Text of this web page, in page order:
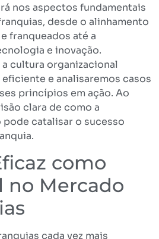
nos aspectos fundamentais
desde o alinhamento
franqueados até a
e inovação.
cultura organizacional
e analisaremos casos
princípios em ação. Ao
clara de como a
catalisar o sucesso
como
no Mercado
cada vez mais